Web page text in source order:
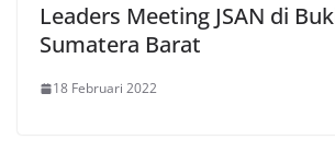
Leaders Meeting JSAN di
Sumatera Barat
18 Februari 2022